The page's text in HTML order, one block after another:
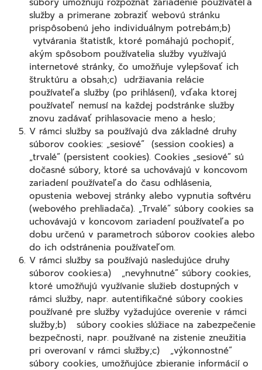
služby a primerane zobraziť webovú stránku
prispôsobenú jeho individuálnym potrebám;b)
vytvárania štatistík, ktoré pomáhajú pochopiť,
akým spôsobom používatelia služby využívajú
internetové stránky, čo umožňuje vylepšovať ich
štruktúru a obsah;c) udržiavania relácie
používateľa služby (po prihlásení), vďaka ktorej
používateľ nemusí na každej podstránke služby
znovu zadávať prihlasovacie meno a heslo;
V rámci služby sa používajú dva základné druhy
súborov cookies: „sesiové” (session cookies) a
„trvalé” (persistent cookies). Cookies „sesiové” sú
dočasné súbory, ktoré sa uchovávajú v koncovom
zariadení používateľa do času odhlásenia,
opustenia webovej stránky alebo vypnutia softvéru
(webového prehliadača). „Trvalé” súbory cookies sa
uchovávajú v koncovom zariadení používateľa po
dobu určenú v parametroch súborov cookies alebo
do ich odstránenia používateľom.
V rámci služby sa používajú nasledujúce druhy
súborov cookies:a) „nevyhnutné” súbory cookies,
ktoré umožňujú využívanie služieb dostupných v
rámci služby, napr. autentifikačné súbory cookies
používané pre služby vyžadujúce overenie v rámci
služby;b) súbory cookies slúžiace na zabezpečenie
bezpečnosti, napr. používané na zistenie zneužitia
pri overovaní v rámci služby;c) „výkonnostné”
súbory cookies, umožňujúce zbieranie informácií o